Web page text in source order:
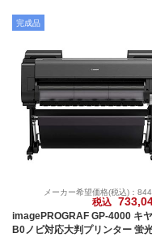
完成品
メーカー希望価格(税込)：
税込
imagePROGRAF GP-4000 キ
B0ノビ対応大判プリンター 蛍